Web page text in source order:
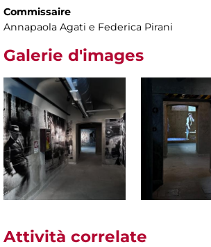
Commissaire
Annapaola Agati e Federica Pirani
Galerie d'images
Attività correlate